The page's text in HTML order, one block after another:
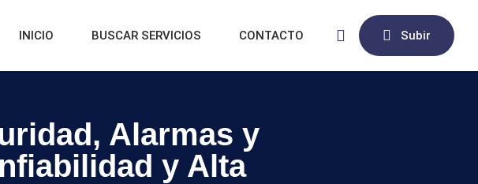
Subir
INICIO BUSCAR SERVICIOS CONTACTO
Alarmas y
y Alta